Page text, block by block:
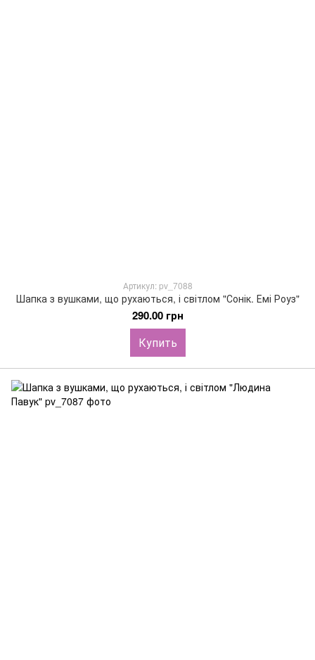
Артикул: pv_7088
Шапка з вушками, що рухаються, і світлом "Сонік. Емі Роуз"
290.00 грн
Купить